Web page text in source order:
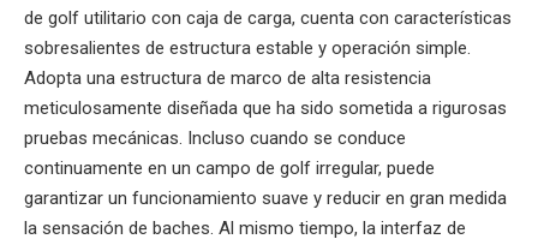
de golf utilitario con caja de carga, cuenta con características
sobresalientes de estructura estable y operación simple.
Adopta una estructura de marco de alta resistencia
meticulosamente diseñada que ha sido sometida a rigurosas
pruebas mecánicas. Incluso cuando se conduce
continuamente en un campo de golf irregular, puede
garantizar un funcionamiento suave y reducir en gran medida
la sensación de baches. Al mismo tiempo, la interfaz de